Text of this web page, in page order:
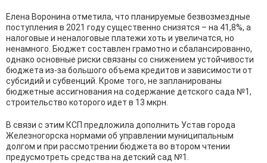
Елена Воронина отметила, что планируемые безвозмездные
поступления в 2021 году существенно снизятся – на 41,8%, а
налоговые и неналоговые платежи хоть и увеличатся, но
ненамного. Бюджет составлен грамотно и сбалансированно,
однако основные риски связаны со снижением устойчивости
бюджета из-за большого объема кредитов и зависимости от
субсидий и субвенций. Кроме того, не запланированы
бюджетные ассигнования на содержание детского сада №1,
строительство которого идет в 13 мкрн.
В связи с этим КСП предложила дополнить Устав города
Железногорска нормами об управлении муниципальным
долгом и при рассмотрении бюджета во втором чтении
предусмотреть средства на детский сад №1.